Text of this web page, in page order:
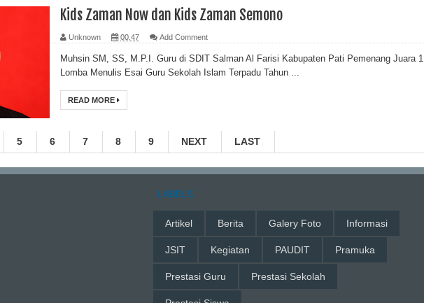
Kids Zaman Now dan Kids Zaman Semono
Unknown 00.47 Add Comment
Muhsin SM, SS, M.P.I. Guru di SDIT Salman Al Farisi Kabupaten Pati Pemenang Juara 1
Lomba Menulis Esai Guru Sekolah Islam Terpadu Tahun ...
READ MORE
5 6 7 8 9 NEXT LAST
LABELS
Artikel Berita Galery Foto Informasi
JSIT Kegiatan PAUDIT Pramuka
Prestasi Guru Prestasi Sekolah